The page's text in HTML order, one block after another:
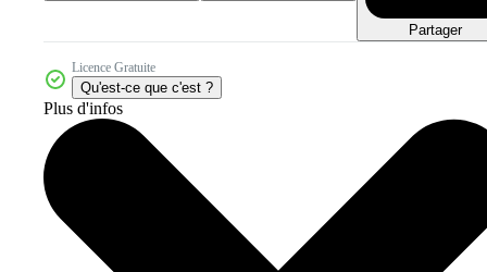
Partager
Licence Gratuite
Qu'est-ce que c'est ?
Plus d'infos